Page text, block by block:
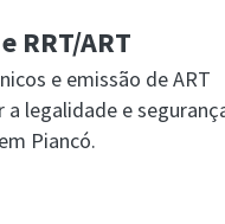
RRT/ART
e emissão de ART
a legalidade e
Piancó.